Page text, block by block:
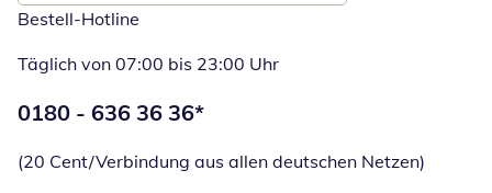
Bestell-Hotline
Täglich von 07:00 bis 23:00 Uhr
Telefonnummer:
0180 - 636 36 36*
(20 Cent/Verbindung aus allen deutschen Netzen)